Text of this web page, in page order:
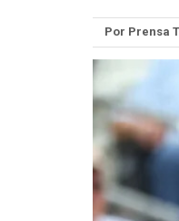
Por Prensa